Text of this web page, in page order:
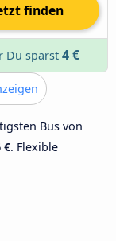
finden
Du sparst 4 €
Bus von
€. Flexible